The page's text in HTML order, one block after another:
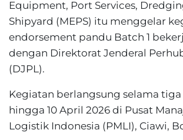
Equipment, Port Services,
Shipyard (MEPS) itu menggelar
endorsement pandu Batch 1
dengan Direktorat Jenderal
(DJPL).
Kegiatan berlangsung selama
hingga 10 April 2026 di Pusat
Logistik Indonesia (PMLI), Ciawi,